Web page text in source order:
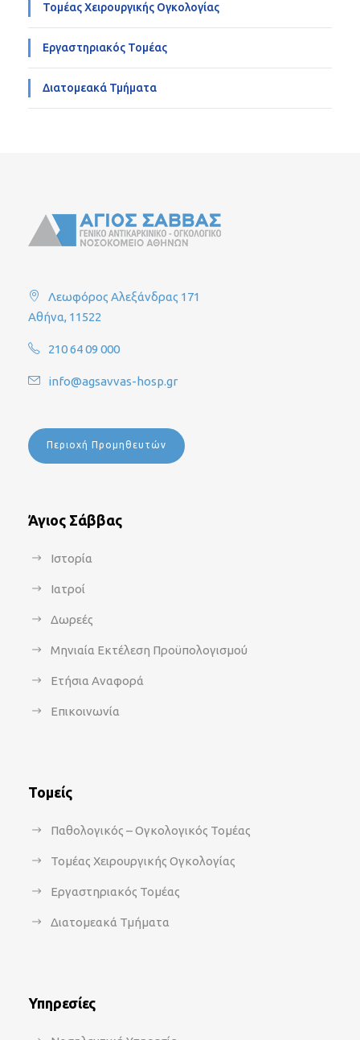
Τομέας Χειρουργικής Ογκολογίας
Εργαστηριακός Τομέας
Διατομεακά Τμήματα
Λεωφόρος Αλεξάνδρας 171
Αθήνα, 11522
210 64 09 000
info@agsavvas-hosp.gr
Περιοχή Προμηθευτών
Άγιος Σάββας
Ιστορία
Ιατροί
Δωρεές
Μηνιαία Εκτέλεση Προϋπολογισμού
Ετήσια Αναφορά
Επικοινωνία
Τομείς
Παθολογικός – Ογκολογικός Τομέας
Τομέας Χειρουργικής Ογκολογίας
Εργαστηριακός Τομέας
Διατομεακά Τμήματα
Υπηρεσίες